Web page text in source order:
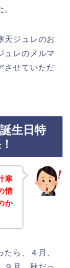
天ジュレのお
ュレのメルマ
させていただ
生日特
寒
情
か
ら、４月、